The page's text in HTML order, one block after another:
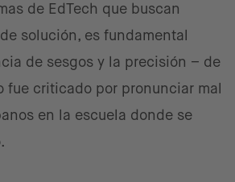
de EdTech que buscan
solución, es fundamental
de sesgos y la precisión – de
fue criticado por pronunciar mal
en la escuela donde se